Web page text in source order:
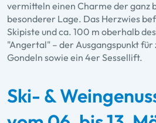
vermitteln einen Charme der ganz
besonderer Lage. Das Herzwies
Skipiste und ca. 100 m oberhalb
"Angertal" – der Ausgangspunkt
Gondeln sowie ein 4er Sessellift.
Ski- &